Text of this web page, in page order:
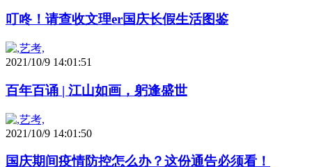
叮咚！请查收文理er国庆长假生活图鉴
2021/10/9 14:01:51
百年百诵 | 江山如画，躬逢盛世
2021/10/9 14:01:50
国庆期间疫情防控怎么办？这份通告必须看！